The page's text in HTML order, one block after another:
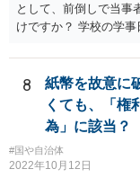
として、前倒しで当事
けですか？ 学校の学
でしょう。 両者をそ
自体は各学校によっ
離脱日も、学校によ
題はないでしょう。
なる出来事が起こった
く、証明書としては無
自然でしょう。 ただ
8
紙幣を故意に
くても、「権
為」に該当？
#国や自治体
2022年10月12日